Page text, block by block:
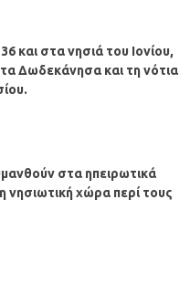
και στα νησιά του Ιονίου,
Δωδεκάνησα και τη νότια
στα ηπειρωτικά
νησιωτική χώρα περί τους